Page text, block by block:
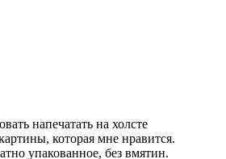
напечатать на холсте
которая мне нравится.
упакованное, без вмятин.